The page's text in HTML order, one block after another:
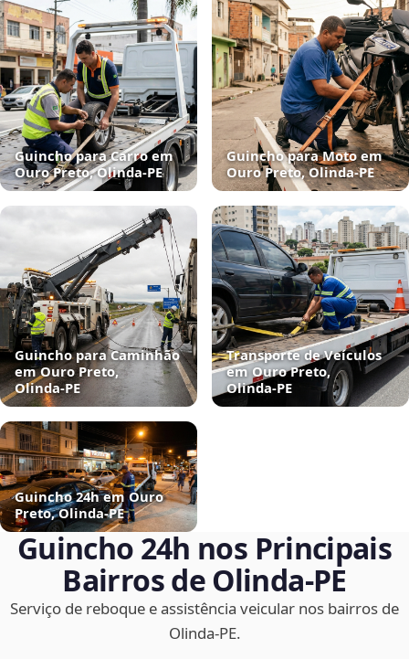
Guincho para Carro em
Ouro Preto, Olinda‑PE
Guincho para Moto em
Ouro Preto, Olinda‑PE
Guincho para Caminhão
em Ouro Preto,
Olinda‑PE
Transporte de Veículos
em Ouro Preto,
Olinda‑PE
Guincho 24h em Ouro
Preto, Olinda‑PE
Guincho 24h nos Principais
Bairros de Olinda‑PE
Serviço de reboque e assistência veicular nos bairros de
Olinda‑PE.